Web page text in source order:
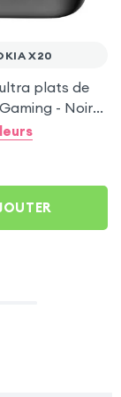
X20
plats de
- Noir
X20